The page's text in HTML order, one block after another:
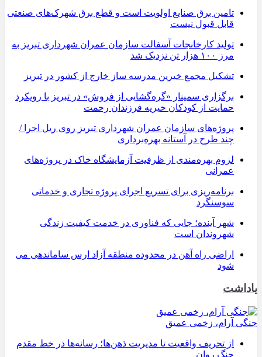
تامین برق صنایع اولویت است و قطع برق شهرک‌های صنعتی
قابل قبول نیست
تولید کارخانجات آسفالت سازمان عمران شهرداری تبریز به
مرز ۱۰۰ هزار تن نزدیک شد
تشکیل مجمع خیرین مدرسه ‌ساز خارج از کشور در تبریز
برگزاری سمینار «گره‌گشایی از فروش» در تبریز با رویکرد
حمایت از کودکان خیریه فرزندان رحمت
پروژه‌های سازمان عمران شهرداری تبریز روی ریل اجرا /
چند طرح در آستانه بهره‌برداری
لزوم بهره‌مندی از ظرفیت آزمایشگاه خاک در پروژه‌های
عمرانی
برنامه‌ریزی برای تسریع اجرای پروژه تجاری و خدماتی
سوسنگرد
شهر آینده؛ جایی که فناوری در خدمت کیفیت زندگی
شهروندان است
اراضی راه آهن در محدوده منطقه آزاد ارس ساماندهی می
شود
یاداشت
جنگی آرام، زخمی عمیق
از تحریف واقعیت تا مدیریت ذهن‌ها؛ رسانه‌ها در خط مقدم
جنگ روان